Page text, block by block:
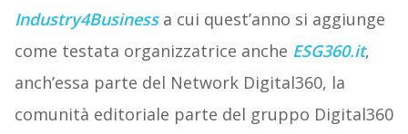
Industry4Businessa cui quest’anno si aggiunge
come testata organizzatrice anche ESG360.it,
anch’essa parte del Network Digital360, la
comunità editoriale parte del gruppo Digital360